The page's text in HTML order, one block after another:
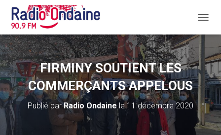
É
E
R
A
V
FIRMINY SOUTIENT LES
COMMERÇANTS APPELOUS
Publié parRadio Ondainele11 décembre 2020